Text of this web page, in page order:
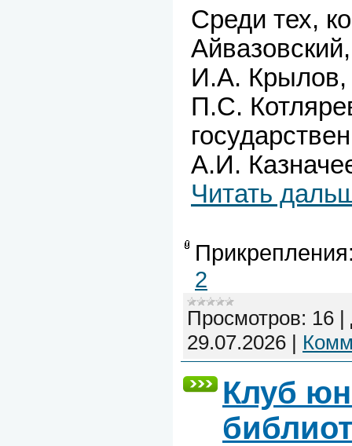
Среди тех,
И.А. Крылов,
П.С.
А.И.
Читать
2
Просмотров: 16 |
29.07.2026 |
Клуб